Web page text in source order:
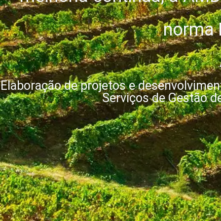
norma
Elaboração de projetos e
Serviços de Gestão